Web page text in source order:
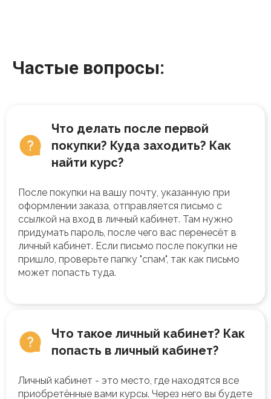
Частые вопросы:
Что делать после первой
покупки? Куда заходить? Как
найти курс?
После покупки на вашу почту, указанную при
оформлении заказа, отправляется письмо с
ссылкой на вход в личный кабинет. Там нужно
придумать пароль, после чего вас перенесёт в
личный кабинет. Если письмо после покупки не
пришло, проверьте папку "спам", так как письмо
может попасть туда.
Что такое личный кабинет? Как
попасть в личный кабинет?
Личный кабинет - это место, где находятся все
приобретённые вами курсы. Через него вы будете